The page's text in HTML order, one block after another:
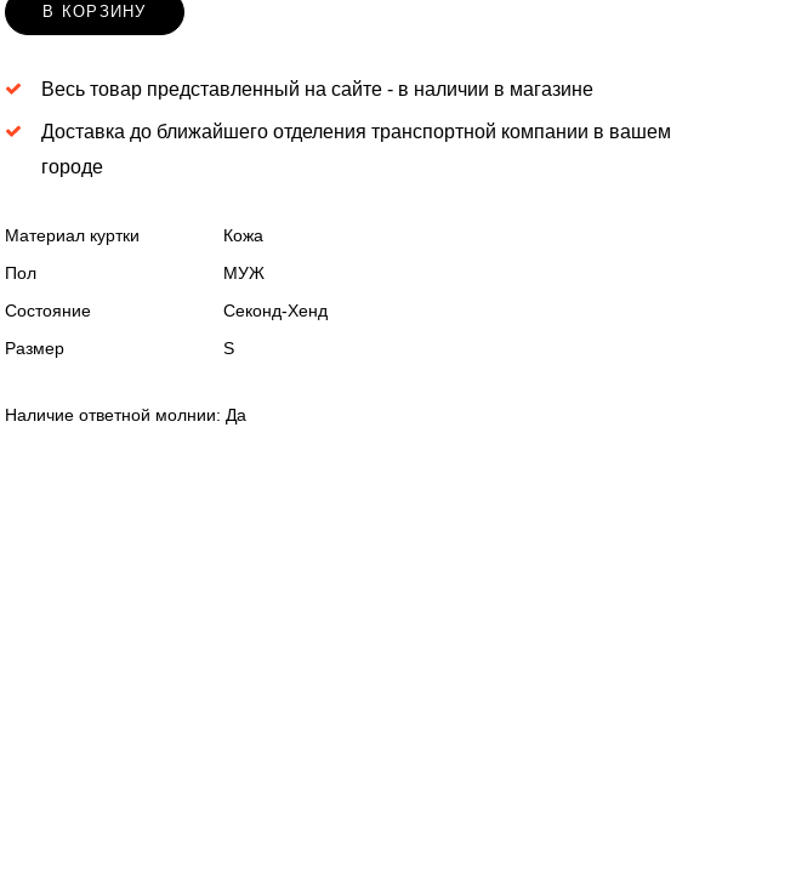
В КОРЗИНУ
Весь товар представленный на сайте - в наличии в магазине
Доставка до ближайшего отделения транспортной компании в вашем
городе
Материал куртки
Кожа
Пол
МУЖ
Состояние
Секонд-Хенд
Размер
S
Наличие ответной молнии: Да